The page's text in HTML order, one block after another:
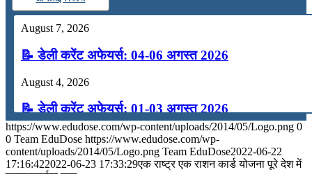
August 7, 2026
📝 डेली करेंट अफेयर्स: 04-06 अगस्त 2026
August 4, 2026
📝 डेली करेंट अफेयर्स: 01-03 अगस्त 2026
July 31, 2026
📝 डेली करेंट अफेयर्स: 28-31 जुलाई 2026
https://www.edudose.com/wp-content/uploads/2014/05/Logo.png 0
0 Team EduDose https://www.edudose.com/wp-
content/uploads/2014/05/Logo.png Team EduDose2022-06-22
17:16:422022-06-23 17:33:29एक राष्ट्र एक राशन कार्ड योजना पूरे देश में